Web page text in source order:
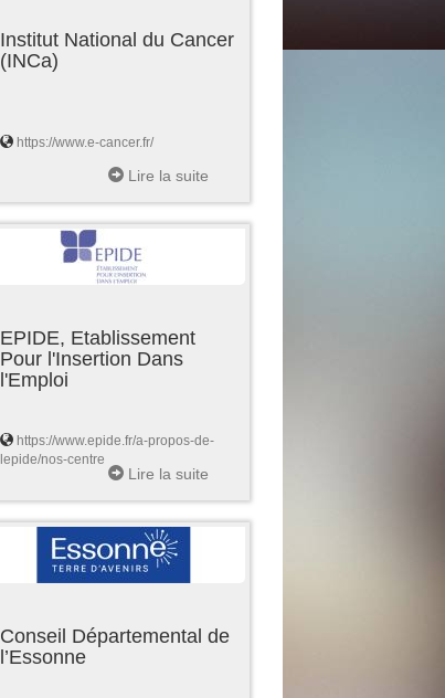
Institut National du Cancer
(INCa)
https://www.e-cancer.fr/
Lire la suite
EPIDE, Etablissement
Pour l'Insertion Dans
l'Emploi
https://www.epide.fr/a-propos-de-
lepide/nos-centre
Lire la suite
Conseil Départemental de
l’Essonne